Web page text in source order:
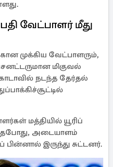
வேட்பாளர் மீது
முக்கிய வேட்பாளரும்,
மிகுவல்
நடந்த தேர்தல்
மத்தியில் யூரிப்
அடையாளம்
இருந்து சுட்டனர்.